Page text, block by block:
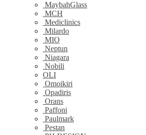
MaybahGlass
MCH
Mediclinics
Milardo
MIO
Neptun
Niagara
Nobili
OLI
Omoikiri
Opadiris
Orans
Paffoni
Paulmark
Pestan